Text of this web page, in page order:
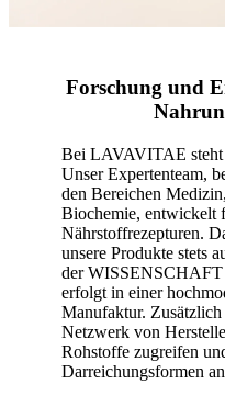
Forschung und
Bei LAVAVITAE steht
Unser Expertenteam,
den Bereichen
Biochemie, entwickelt
Nährstoffrezepturen.
unsere Produkte stets
der WISSENSCHAFT
erfolgt in einer
Manufaktur.
Netzwerk von
Rohstoffe zugreifen
Darreichungsformen